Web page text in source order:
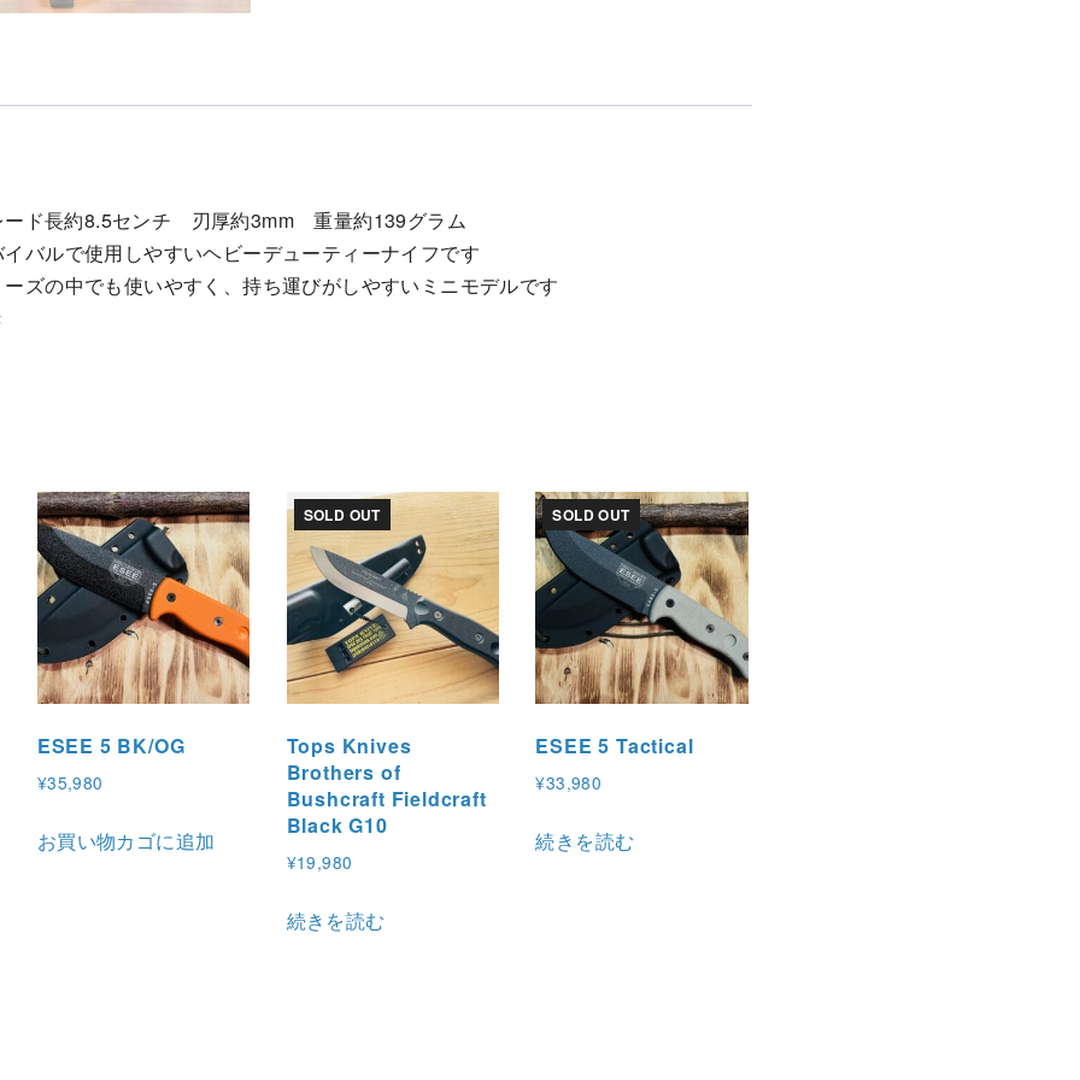
ド長約8.5センチ 刃厚約3mm 重量約139グラム
バルで使用しやすいヘビーデューティーナイフです
ズの中でも使いやすく、持ち運びがしやすいミニモデルです
ESEE 5 BK/OG
¥35,980
お買い物カゴに追加
SOLD OUT
Tops Knives
Brothers of
Bushcraft Fieldcraft
Black G10
¥19,980
続きを読む
SOLD OUT
ESEE 5 Tactical
¥33,980
続きを読む